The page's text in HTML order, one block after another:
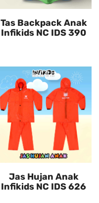
Tas Backpack Anak
Infikids NC IDS 390
Jas Hujan Anak
Infikids NC IDS 626